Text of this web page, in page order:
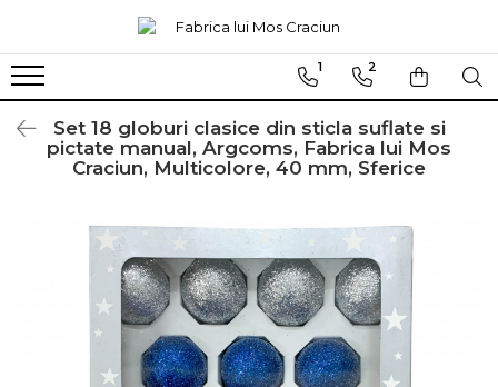
Ø120
Ø100
Sferice
Ovale
Martha Stewart
1 2
Set 18 globuri clasice din sticla suflate si
pictate manual, Argcoms, Fabrica lui Mos
Craciun, Multicolore, 40 mm, Sferice